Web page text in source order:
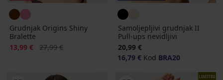
Grudnjak Origins Shiny
Bralette
Popust
13,99 € Prvobitna cijena
27,99 €
Samoljepljivi grudnjak II
Pull-ups nevidljivi
20,99 €
16,79 € Kod BRA20
LIMITED